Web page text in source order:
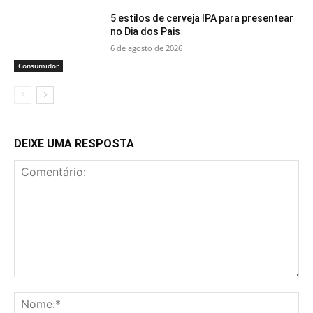
Consumidor
5 estilos de cerveja IPA para presentear
no Dia dos Pais
6 de agosto de 2026
DEIXE UMA RESPOSTA